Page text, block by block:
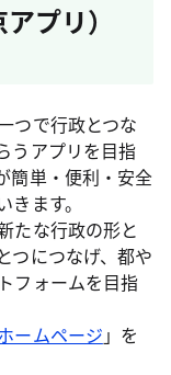
プリ）
つで行政とつな
うアプリを目指
簡単・便利・安全
ます。
たな行政の形と
つにつなげ、都や
フォームを目指
ームページ 」を